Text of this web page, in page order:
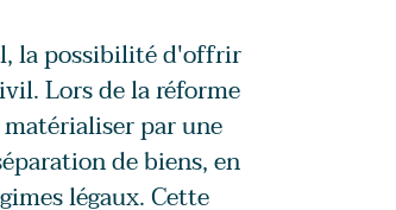
la possibilité d'offrir
Lors de la réforme
par une
de biens, en
légaux. Cette